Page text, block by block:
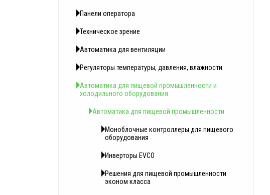
Панели оператора
Техническое зрение
Автоматика для вентиляции
Регуляторы температуры, давления, влажности
Автоматика для пищевой промышленности и
холодильного оборудования
Автоматика для пищевой промышленности
Моноблочные контроллеры для пищевого
оборудования
Инверторы EVCO
Решения для пищевой промышленности
эконом класса